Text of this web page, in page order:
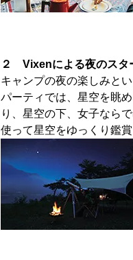
２ Vixenによる夜のスタ
キャンプの夜の楽しみと
パーティでは、星空を眺
り、星空の下、女子なら
使って星空をゆっくり鑑